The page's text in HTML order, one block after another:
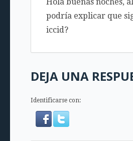
Hola buenas noches,
podría explicar que
iccid?
DEJA UNA
Identificarse con: